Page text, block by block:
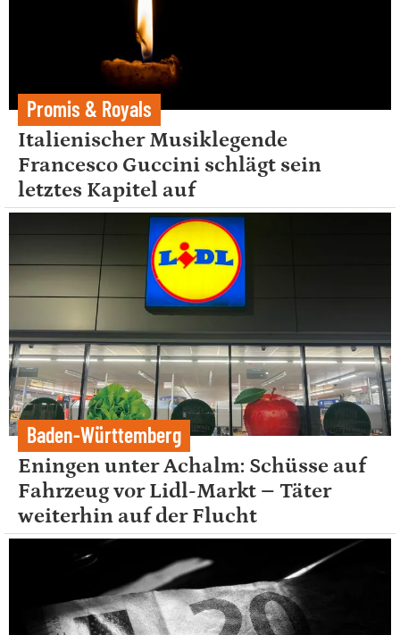
Promis & Royals
Italienischer Musiklegende
Francesco Guccini schlägt sein
letztes Kapitel auf
Baden-Württemberg
Eningen unter Achalm: Schüsse auf
Fahrzeug vor Lidl-Markt – Täter
weiterhin auf der Flucht